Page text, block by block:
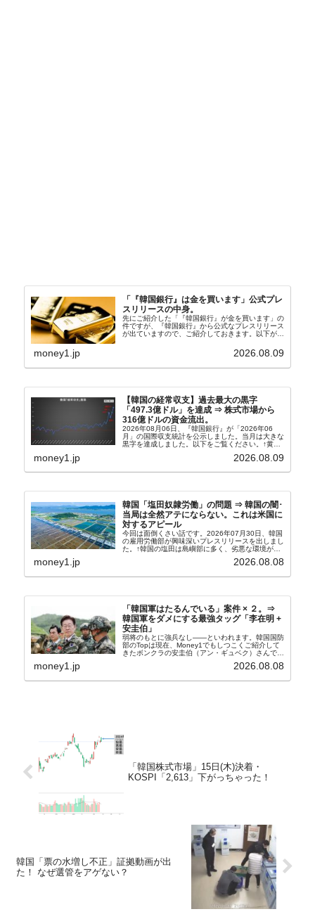
「『韓国銀行』は金を買います」公式プレ
スリリースの中身。
先にご紹介した「『韓国銀行』が金を買います」の
件ですが、『韓国銀行』から公式なプレスリリース
が出ていますので、ご紹介しておきます。以下が全
れ協力体制を構築□『韓国銀行』は、国内生産金の
money1.jp 2026.08.09
【韓国の経常収支】過去最大の黒字
「497.3億ドル」を達成 ⇒ 株式市場から
316億ドルの資金流出。
2026年08月06日、『韓国銀行』が「2026年06
月」の国際収支統計を公示しました。当月は大きな
黒字を達成しました。以下をご覧ください。↑黄色
の経常収支です。2026年06月貿易収支：4...
money1.jp 2026.08.09
韓国「塩田奴隷労働」の問題 ⇒ 韓国の闇･
当局は全然アテにならない。これは米国に
対するアピール
今回は面倒くさい話です。2026年07月30日、韓国
の雇用労働部が興味深いプレスリリースを出しまし
た。↑韓国の塩田は島嶼部に多く、劣悪な環境が一
たといわれます（後述）。これは、いわゆる「塩田
money1.jp 2026.08.08
「韓国軍はたるんでいる」案件 × ２。⇒
韓国軍をダメにする最強タッグ「李在明 +
安圭伯」
弱将のもとに強兵なし――といわれます。韓国国防
部のTopは現在、Money1でもしつこくご紹介して
きたボンクラの安圭伯（アン・ギュベク）さんで
さんと「韓国初の文官上がり」の国防部長官安圭伯
money1.jp 2026.08.08
「韓国株式市場」15日(木)決着・
KOSPI「2,613」下がっちゃった！
韓国「票の水増し不正」証拠動画が出
た！ なぜ選管をアゲない？